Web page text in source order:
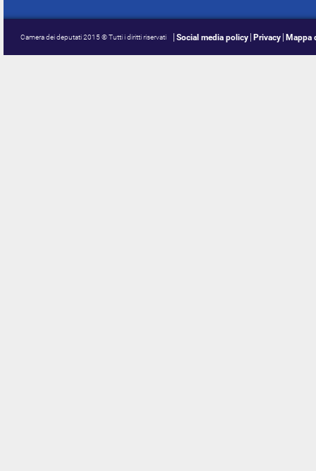
Camera dei deputati 2015 © Tutti i diritti riservati Social media policy Privacy Mappa